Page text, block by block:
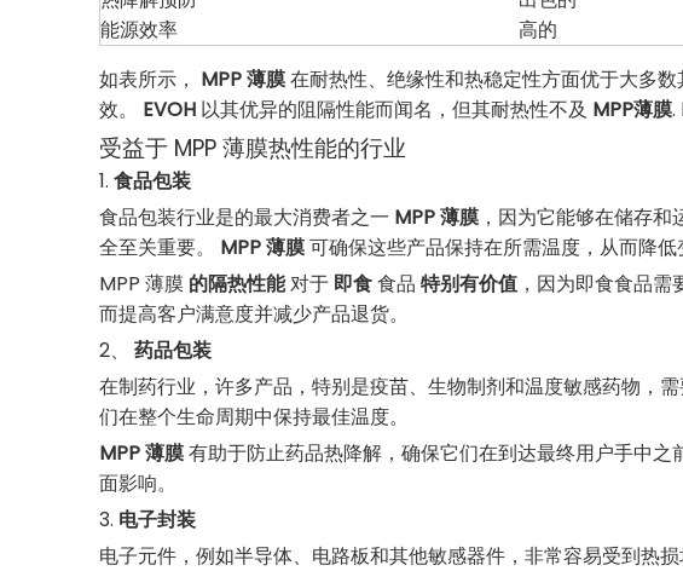
能源效率
高的
如表所示， MPP 薄膜在耐热性、绝缘性和热稳定性方面优于大多
效。 EVOH 以其优异的阻隔性能而闻名，但其耐热性不及 MPP薄膜.
受益于 MPP 薄膜热性能的行业
1. 食品包装
食品包装行业是的最大消费者之一 MPP 薄膜 ，因为它能够在储存
全至关重要。 MPP 薄膜可确保这些产品保持在所需温度，从而降低
MPP 薄膜 的隔热性能对于 即食食品 特别有价值，因为即食食品需
而提高客户满意度并减少产品退货。
2、 药品包装
在制药行业，许多产品，特别是疫苗、生物制剂和温度敏感药物，
们在整个生命周期中保持最佳温度。
MPP 薄膜有助于防止药品热降解，确保它们在到达最终用户手中
面影响。
3. 电子封装
电子元件，例如半导体、电路板和其他敏感器件，非常容易受到热损